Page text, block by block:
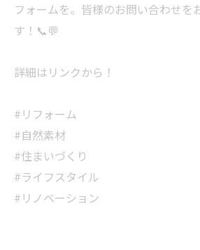
フォームを。皆様のお問い合わせを
す！📞💬
詳細はリンクから！
#リフォーム
#自然素材
#住まいづくり
#ライフスタイル
#リノベーション